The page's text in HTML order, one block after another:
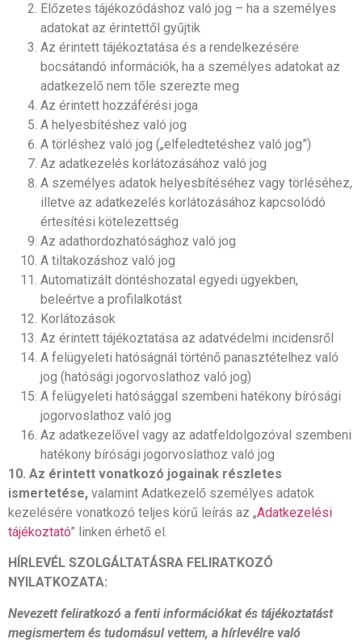
Előzetes tájékozódáshoz való jog – ha a személyes
adatokat az érintettől gyűjtik
Az érintett tájékoztatása és a rendelkezésére
bocsátandó információk, ha a személyes adatokat az
adatkezelő nem tőle szerezte meg
Az érintett hozzáférési joga
A helyesbítéshez való jog
A törléshez való jog („elfeledtetéshez való jog”)
Az adatkezelés korlátozásához való jog
A személyes adatok helyesbítéséhez vagy törléséhez,
illetve az adatkezelés korlátozásához kapcsolódó
értesítési kötelezettség
Az adathordozhatósághoz való jog
A tiltakozáshoz való jog
Automatizált döntéshozatal egyedi ügyekben,
beleértve a profilalkotást
Korlátozások
Az érintett tájékoztatása az adatvédelmi incidensről
A felügyeleti hatóságnál történő panasztételhez való
jog (hatósági jogorvoslathoz való jog)
A felügyeleti hatósággal szembeni hatékony bírósági
jogorvoslathoz való jog
Az adatkezelővel vagy az adatfeldolgozóval szembeni
hatékony bírósági jogorvoslathoz való jog
10. Az érintett vonatkozó jogainak részletes
ismertetése, valamint Adatkezelő személyes adatok
kezelésére vonatkozó teljes körű leírás az „Adatkezelési
tájékoztató” linken érhető el.
HÍRLEVÉL SZOLGÁLTATÁSRA FELIRATKOZÓ
NYILATKOZATA:
Nevezett feliratkozó a fenti információkat és tájékoztatást
megismertem és tudomásul vettem, a hírlevélre való